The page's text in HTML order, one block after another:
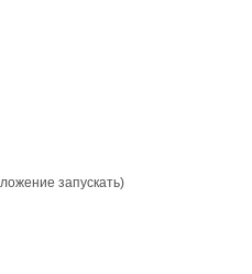
запускать)